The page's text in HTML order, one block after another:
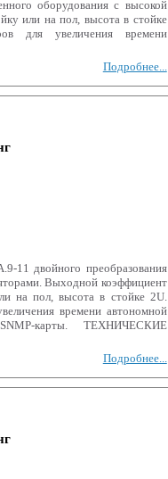
оборудования с высокой
или на пол, высота в стойке
для увеличения времени
Подробнее...
двойного преобразования
Выходной коэффициент
на пол, высота в стойке 2U.
времени автономной
карты. ТЕХНИЧЕСКИЕ
Подробнее...